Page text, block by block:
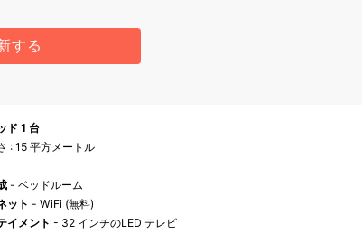
する
ド 1 台
: 15 平方メートル
- ベッドルーム
ット - WiFi (無料)
イメント - 32 インチのLED テレビ